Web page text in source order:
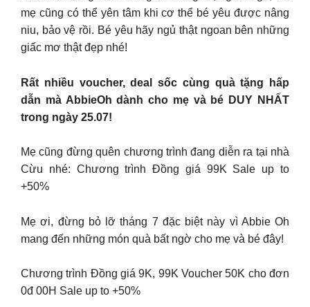
mẹ cũng có thể yên tâm khi cơ thể bé yêu được nâng
niu, bảo vệ rồi. Bé yêu hãy ngủ thật ngoan bên những
giấc mơ thật đẹp nhé!
Rất nhiều voucher, deal sốc cùng quà tặng hấp
dẫn mà AbbieOh dành cho mẹ và bé DUY NHẤT
trong ngày 25.07!
Mẹ cũng đừng quên chương trình đang diễn ra tại nhà
Cừu nhé: Chương trình Đồng giá 99K Sale up to
+50%
Mẹ ơi, đừng bỏ lỡ tháng 7 đặc biệt này vì Abbie Oh
mang đến những món quà bất ngờ cho mẹ và bé đây!
Chương trình Đồng giá 9K, 99K Voucher 50K cho đơn
0đ 00H Sale up to +50%